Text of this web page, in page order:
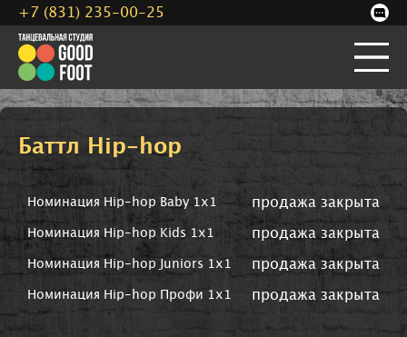
Баттл Hip-hop
Номинация Hip-hop Baby 1x1 продажа закрыта
Номинация Hip-hop Kids 1x1 продажа закрыта
Номинация Hip-hop Juniors 1x1 продажа закрыта
Номинация Hip-hop Профи 1х1 продажа закрыта
+7 (831) 235-00-25